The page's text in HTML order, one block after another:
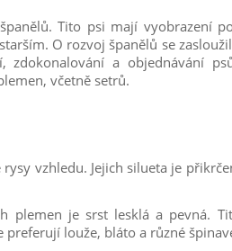
Tito psi mají vyobrazení
O rozvoj španělů se
zdokonalování a objednávání
včetně setrů.
vzhledu. Jejich silueta je
plemen je srst lesklá a pevná.
louže, bláto a různé